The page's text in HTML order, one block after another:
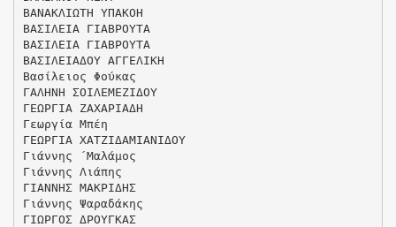
ΒΑΝΑΚΛΙΩΤΗ ΥΠΑΚΟΗ
ΒΑΣΙΛΕΙΑ ΓΙΑΒΡΟΥΤΑ
ΒΑΣΙΛΕΙΑ ΓΙΑΒΡΟΥΤΑ
ΒΑΣΙΛΕΙΑΔΟΥ ΑΓΓΕΛΙΚΗ
Βασίλειος Φούκας
ΓΑΛΗΝΗ ΣΟΙΛΕΜΕΖΙΔΟΥ
ΓΕΩΡΓΙΑ ΖΑΧΑΡΙΑΔΗ
Γεωργία Μπέη
ΓΕΩΡΓΙΑ ΧΑΤΖΙΔΑΜΙΑΝΙΔΟΥ
Γιάννης ΄Μαλάμος
Γιάννης Λιάπης
ΓΙΑΝΝΗΣ ΜΑΚΡΙΔΗΣ
Γιάννης Ψαραδάκης
ΓΙΩΡΓΟΣ ΔΡΟΥΓΚΑΣ